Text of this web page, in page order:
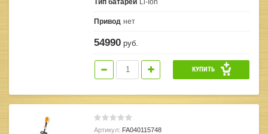
Привод нет
54990 руб.
КУПИТЬ
Артикул: FA040115748